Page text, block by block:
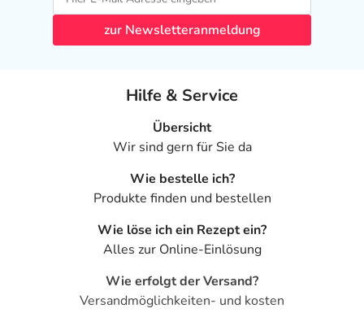
zur Newsletteranmeldung
Hilfe & Service
Übersicht
Wir sind gern für Sie da
Wie bestelle ich?
Produkte finden und bestellen
Wie löse ich ein Rezept ein?
Alles zur Online-Einlösung
Wie erfolgt der Versand?
Versandmöglichkeiten- und kosten